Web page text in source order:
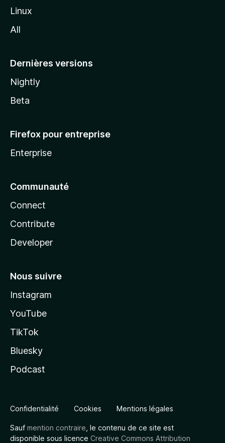
l
Linux
All
Dernières versions
Nightly
Beta
Firefox pour entreprise
Enterprise
Communauté
Connect
Contribute
Developer
Nous suivre
Instagram
YouTube
TikTok
Bluesky
Podcast
Confidentialité Cookies Mentions légales
Sauf mention contraire , le contenu de ce site est
disponible sous licence Creative Commons Attribution